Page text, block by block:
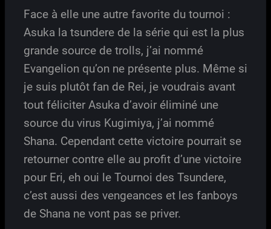
Face à elle une autre favorite du tournoi :
Asuka la tsundere de la série qui est la plus
grande source de trolls, j’ai nommé
Evangelion qu’on ne présente plus. Même si
je suis plutôt fan de Rei, je voudrais avant
tout féliciter Asuka d’avoir éliminé une
source du virus Kugimiya, j’ai nommé
Shana. Cependant cette victoire pourrait se
retourner contre elle au profit d’une victoire
pour Eri, eh oui le Tournoi des Tsundere,
c’est aussi des vengeances et les fanboys
de Shana ne vont pas se priver.